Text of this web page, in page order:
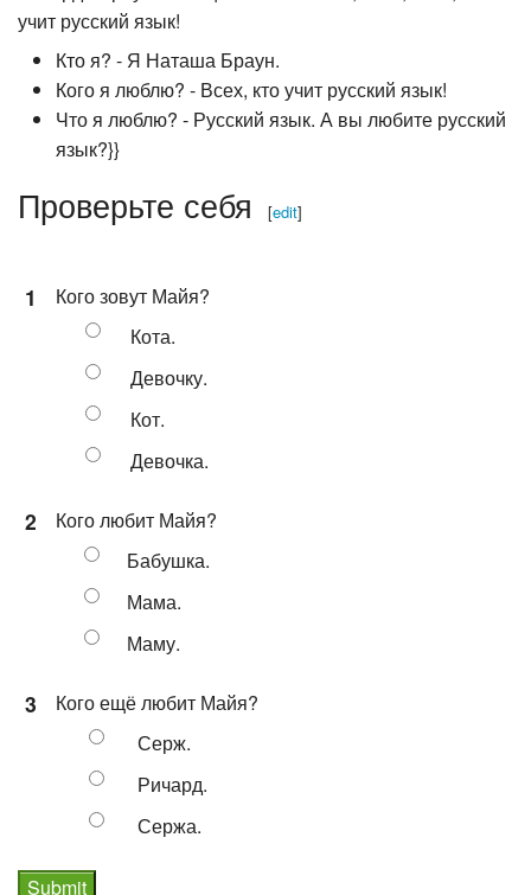
учит русский язык!
Кто я? - Я Наташа Браун.
Кого я люблю? - Всех, кто учит русский язык!
Что я люблю? - Русский язык. А вы любите русский
язык?}}
Проверьте себя [edit]
1
Кого зовут Майя?
Кота.
Девочку.
Кот.
Девочка.
2
Кого любит Майя?
Бабушка.
Мама.
Маму.
3
Кого ещё любит Майя?
Серж.
Ричард.
Сержа.